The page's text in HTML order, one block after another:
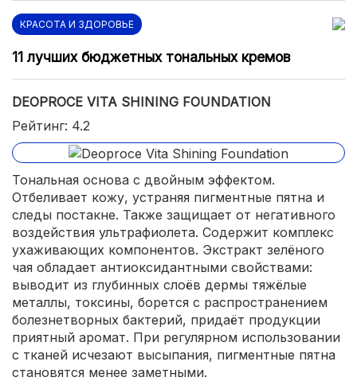
КРАСОТА И ЗДОРОВЬЕ
11 лучших бюджетных тональных кремов
DEOPROCE VITA SHINING FOUNDATION
Рейтинг: 4.2
Тональная основа с двойным эффектом.
Отбеливает кожу, устраняя пигментные пятна и
следы постакне. Также защищает от негативного
воздействия ультрафиолета. Содержит комплекс
ухаживающих компонентов. Экстракт зелёного
чая обладает антиоксидантными свойствами:
выводит из глубинных слоёв дермы тяжёлые
металлы, токсины, борется с распространением
болезнетворных бактерий, придаёт продукции
приятный аромат. При регулярном использовании
с тканей исчезают высыпания, пигментные пятна
становятся менее заметными.